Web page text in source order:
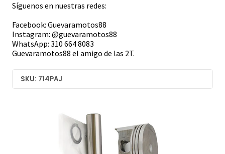
Síguenos en nuestras redes:
Facebook: Guevaramotos88
Instagram: @guevaramotos88
WhatsApp: 310 664 8083
Guevaramotos88 el amigo de las 2T.
SKU: 714PAJ